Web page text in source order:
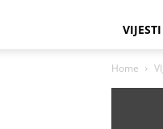
VIJESTI
Home